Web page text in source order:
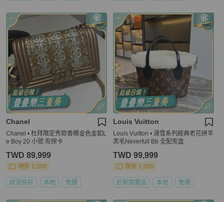
Chanel
Chanel • 杜拜限定秀款香檳金色金釦L
e Boy 20 小號 🈶保卡
TWD 89,999
現折 2,000
狀況良好 本地 免運
Louis Vuitton
Louis Vuitton • 滑雪系列經典老花拼羊
羔毛Neverfull Bb 全配🈶盒
TWD 99,999
現折 2,000
近新閒置品 本地 免運